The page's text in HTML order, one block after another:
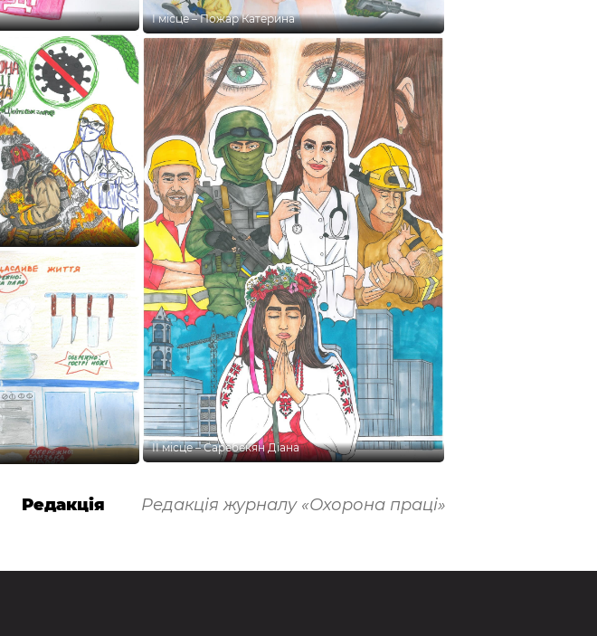
І місце – Пожар Катерина
ІІ місце – Саребекян Діана
Редакція Редакція журналу «Охорона праці»